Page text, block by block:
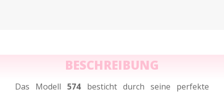
BESCHREIBUNG
Das Modell 574besticht durch seine perfekte